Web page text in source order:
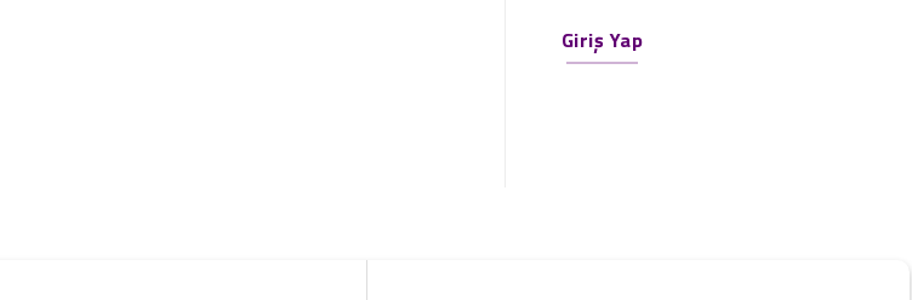
Giriş Yap